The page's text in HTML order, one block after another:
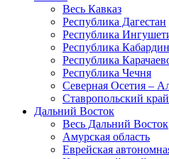
Весь Кавказ
Республика Дагестан
Республика
Республика
Республика
Республика Чечня
Северная Осетия –
Ставропольский край
Дальний Восток
Весь Дальний Восток
Амурская область
Еврейская